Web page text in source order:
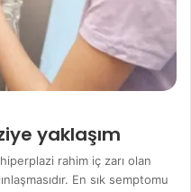
yaklaşım
rahim iç zarı olan
En sık semptomu